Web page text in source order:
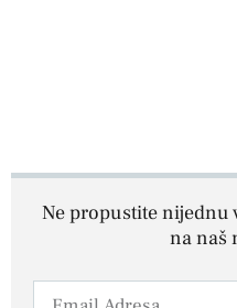
Ne propustite nijednu
na naš